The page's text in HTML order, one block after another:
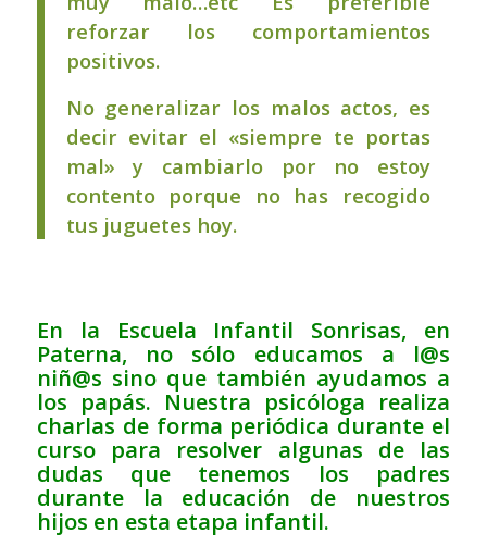
reforzar los comportamientos
positivos.
No generalizar los malos actos, es
decir evitar el «siempre te portas
mal» y cambiarlo por no estoy
contento porque no has recogido
tus juguetes hoy.
En la Escuela Infantil Sonrisas, en
Paterna, no sólo educamos a l@s
niñ@s sino que también ayudamos a
los papás. Nuestra psicóloga realiza
charlas de forma periódica durante el
curso para resolver algunas de las
dudas que tenemos los padres
durante la educación de nuestros
hijos en esta etapa infantil.